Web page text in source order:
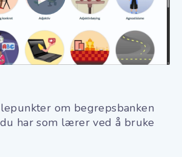
om begrepsbanken
har som lærer ved å bruke